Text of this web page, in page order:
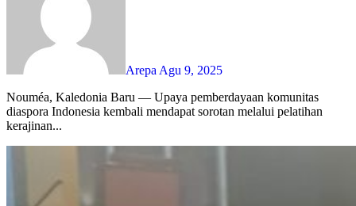
Arepa Agu 9, 2025
Nouméa, Kaledonia Baru — Upaya pemberdayaan komunitas
diaspora Indonesia kembali mendapat sorotan melalui pelatihan
kerajinan...